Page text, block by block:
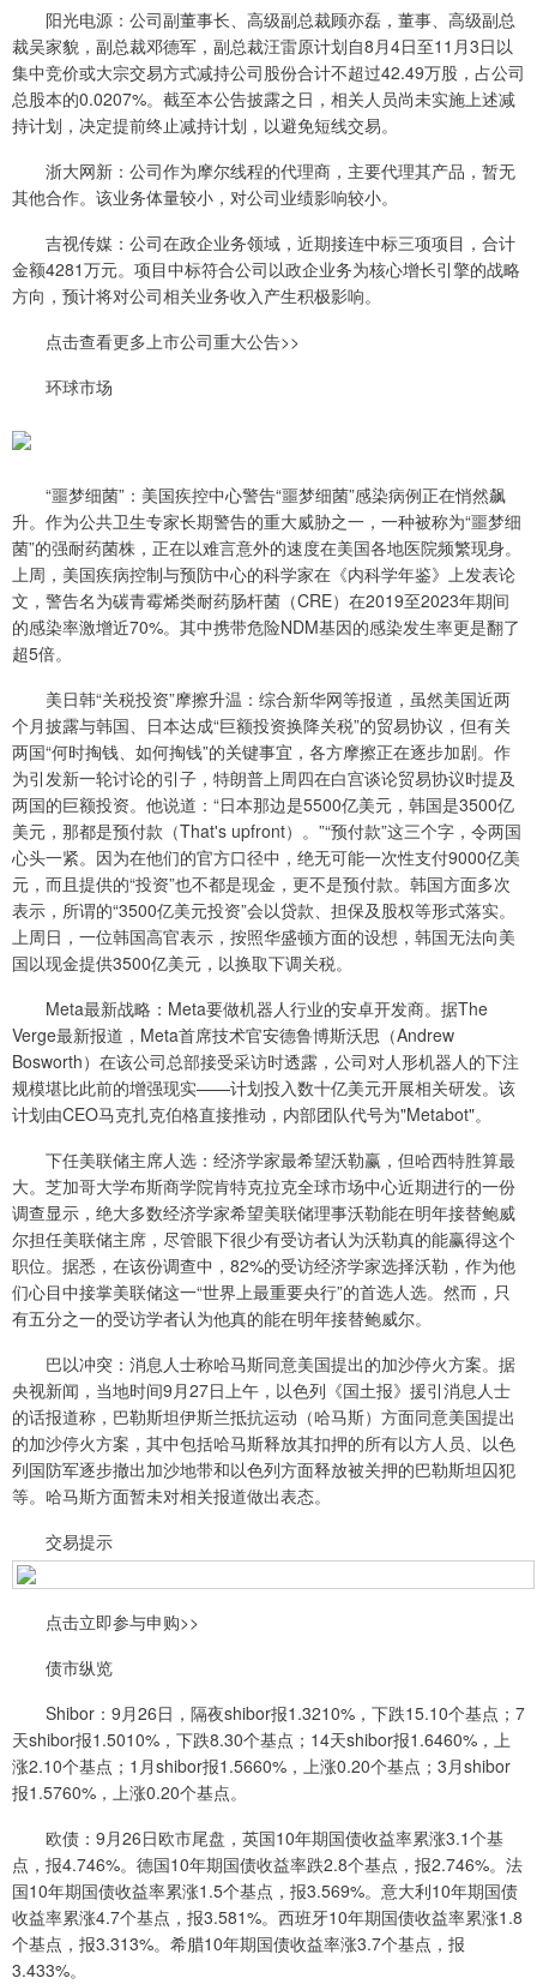
阳光电源：公司副董事长、高级副总裁顾亦磊，董事、高级副总
裁吴家貌，副总裁邓德军，副总裁汪雷原计划自8月4日至11月3日以
集中竞价或大宗交易方式减持公司股份合计不超过42.49万股，占公司
总股本的0.0207%。截至本公告披露之日，相关人员尚未实施上述减
持计划，决定提前终止减持计划，以避免短线交易。
浙大网新：公司作为摩尔线程的代理商，主要代理其产品，暂无
其他合作。该业务体量较小，对公司业绩影响较小。
吉视传媒：公司在政企业务领域，近期接连中标三项项目，合计
金额4281万元。项目中标符合公司以政企业务为核心增长引擎的战略
方向，预计将对公司相关业务收入产生积极影响。
点击查看更多上市公司重大公告>>
环球市场
“噩梦细菌”：美国疾控中心警告“噩梦细菌”感染病例正在悄然飙
升。作为公共卫生专家长期警告的重大威胁之一，一种被称为“噩梦细
菌”的强耐药菌株，正在以难言意外的速度在美国各地医院频繁现身。
上周，美国疾病控制与预防中心的科学家在《内科学年鉴》上发表论
文，警告名为碳青霉烯类耐药肠杆菌（CRE）在2019至2023年期间
的感染率激增近70%。其中携带危险NDM基因的感染发生率更是翻了
超5倍。
美日韩“关税投资”摩擦升温：综合新华网等报道，虽然美国近两
个月披露与韩国、日本达成“巨额投资换降关税”的贸易协议，但有关
两国“何时掏钱、如何掏钱”的关键事宜，各方摩擦正在逐步加剧。作
为引发新一轮讨论的引子，特朗普上周四在白宫谈论贸易协议时提及
两国的巨额投资。他说道：“日本那边是5500亿美元，韩国是3500亿
美元，那都是预付款（That's upfront）。”“预付款”这三个字，令两国
心头一紧。因为在他们的官方口径中，绝无可能一次性支付9000亿美
元，而且提供的“投资”也不都是现金，更不是预付款。韩国方面多次
表示，所谓的“3500亿美元投资”会以贷款、担保及股权等形式落实。
上周日，一位韩国高官表示，按照华盛顿方面的设想，韩国无法向美
国以现金提供3500亿美元，以换取下调关税。
Meta最新战略：Meta要做机器人行业的安卓开发商。据The
Verge最新报道，Meta首席技术官安德鲁博斯沃思（Andrew
Bosworth）在该公司总部接受采访时透露，公司对人形机器人的下注
规模堪比此前的增强现实——计划投入数十亿美元开展相关研发。该
计划由CEO马克扎克伯格直接推动，内部团队代号为"Metabot"。
下任美联储主席人选：经济学家最希望沃勒赢，但哈西特胜算最
大。芝加哥大学布斯商学院肯特克拉克全球市场中心近期进行的一份
调查显示，绝大多数经济学家希望美联储理事沃勒能在明年接替鲍威
尔担任美联储主席，尽管眼下很少有受访者认为沃勒真的能赢得这个
职位。据悉，在该份调查中，82%的受访经济学家选择沃勒，作为他
们心目中接掌美联储这一“世界上最重要央行”的首选人选。然而，只
有五分之一的受访学者认为他真的能在明年接替鲍威尔。
巴以冲突：消息人士称哈马斯同意美国提出的加沙停火方案。据
央视新闻，当地时间9月27日上午，以色列《国土报》援引消息人士
的话报道称，巴勒斯坦伊斯兰抵抗运动（哈马斯）方面同意美国提出
的加沙停火方案，其中包括哈马斯释放其扣押的所有以方人员、以色
列国防军逐步撤出加沙地带和以色列方面释放被关押的巴勒斯坦囚犯
等。哈马斯方面暂未对相关报道做出表态。
交易提示
点击立即参与申购>>
债市纵览
Shibor：9月26日，隔夜shibor报1.3210%，下跌15.10个基点；7
天shibor报1.5010%，下跌8.30个基点；14天shibor报1.6460%，上
涨2.10个基点；1月shibor报1.5660%，上涨0.20个基点；3月shibor
报1.5760%，上涨0.20个基点。
欧债：9月26日欧市尾盘，英国10年期国债收益率累涨3.1个基
点，报4.746%。德国10年期国债收益率跌2.8个基点，报2.746%。法
国10年期国债收益率累涨1.5个基点，报3.569%。意大利10年期国债
收益率累涨4.7个基点，报3.581%。西班牙10年期国债收益率累涨1.8
个基点，报3.313%。希腊10年期国债收益率涨3.7个基点，报
3.433%。